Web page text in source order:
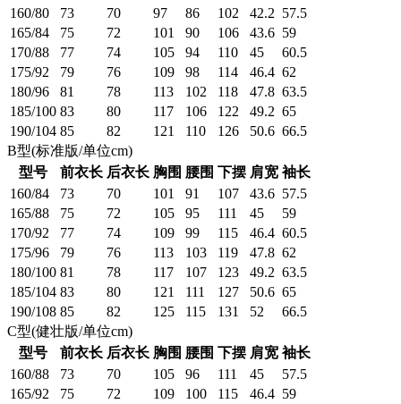
160/80
73 70 97 86 102 42.2 57.5
165/84
75 72 101 90 106 43.6 59
170/88
77 74 105 94 110 45
60.5
175/92
79 76 109 98 114 46.4 62
180/96
81 78 113 102 118 47.8 63.5
185/100 83 80 117 106 122 49.2 65
190/104 85 82 121 110 126 50.6 66.5
B型(标准版/单位cm)
型号
前衣长 后衣长 胸围 腰围 下摆 肩宽 袖长
160/84
73 70 101 91 107 43.6 57.5
165/88
75 72 105 95 111 45
59
170/92
77 74 109 99 115 46.4 60.5
175/96
79 76 113 103 119 47.8 62
180/100 81 78 117 107 123 49.2 63.5
185/104 83 80 121 111 127 50.6 65
190/108 85 82 125 115 131 52
66.5
C型(健壮版/单位cm)
型号
前衣长 后衣长 胸围 腰围 下摆 肩宽 袖长
160/88
73 70 105 96 111 45
57.5
165/92
75 72 109 100 115 46.4 59